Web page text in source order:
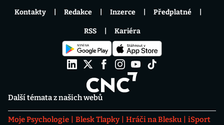
Další témata z našich webů
Moje Psychologie Blesk Tlapky Hráči na Blesku
iSport
Kontakty Redakce Inzerce Předplatné
RSS Kariéra